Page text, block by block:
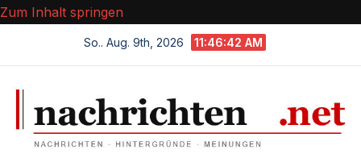
Zum Inhalt springen
So.. Aug. 9th, 2026 11:46:43 AM